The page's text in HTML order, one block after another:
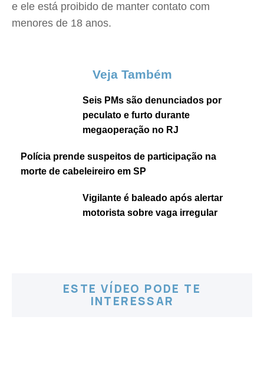
e ele está proibido de manter contato com
menores de 18 anos.
Veja Também
Seis PMs são denunciados por
peculato e furto durante
megaoperação no RJ
Polícia prende suspeitos de participação na
morte de cabeleireiro em SP
Vigilante é baleado após alertar
motorista sobre vaga irregular
ESTE VÍDEO PODE TE
INTERESSAR